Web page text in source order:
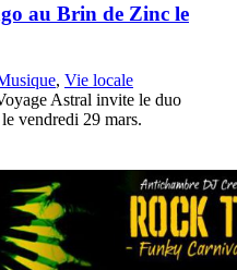
au Brin de Zinc le
, Vie locale
Astral invite le duo
vendredi 29 mars.